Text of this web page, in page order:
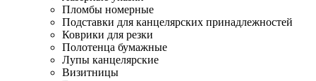
Пломбы номерные
Подставки для канцелярских принадлежностей
Коврики для резки
Полотенца бумажные
Лупы канцелярские
Визитницы